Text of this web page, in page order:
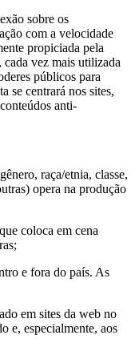
sobre os
com a velocidade
propiciada pela
vez mais utilizada
públicos para
se centrará nos sites,
anti-
raça/etnia, classe,
opera na produção
coloca em cena
e fora do país. As
em sites da web no
e, especialmente, aos